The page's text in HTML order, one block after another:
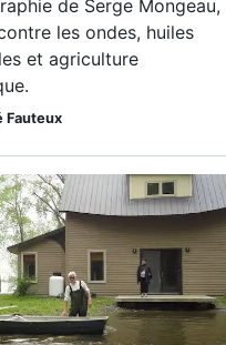
de Serge Mongeau,
les ondes, huiles
et agriculture
Fauteux